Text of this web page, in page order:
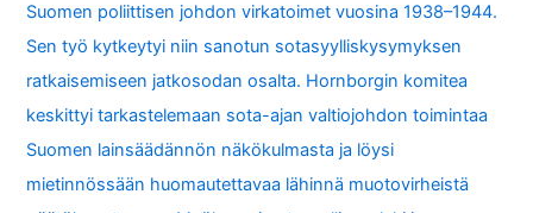
Suomen poliittisen johdon virkatoimet vuosina 1938–1944.
Sen työ kytkeytyi niin sanotun sotasyylliskysymyksen
ratkaisemiseen jatkosodan osalta. Hornborgin komitea
keskittyi tarkastelemaan sota-ajan valtiojohdon toimintaa
Suomen lainsäädännön näkökulmasta ja löysi
mietinnössään huomautettavaa lähinnä muotovirheistä